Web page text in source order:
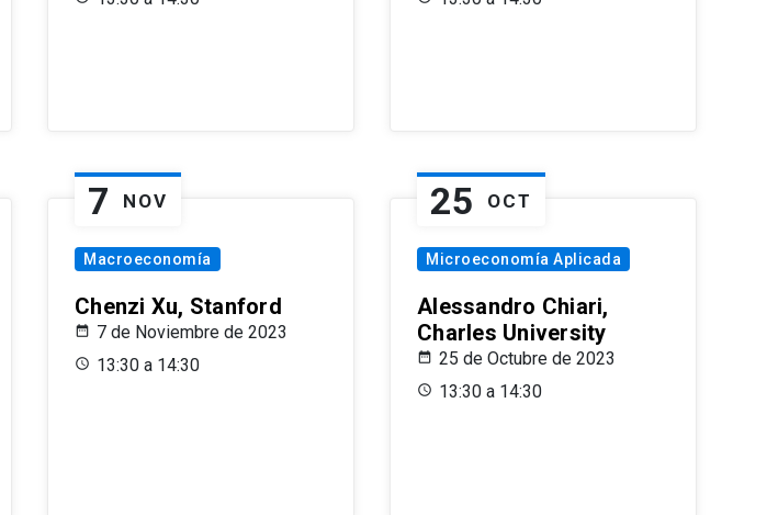
7 NOV
Macroeconomía
Chenzi Xu, Stanford
7 de Noviembre de 2023
13:30 a 14:30
25 OCT
Microeconomía Aplicada
Alessandro Chiari,
Charles University
25 de Octubre de 2023
13:30 a 14:30